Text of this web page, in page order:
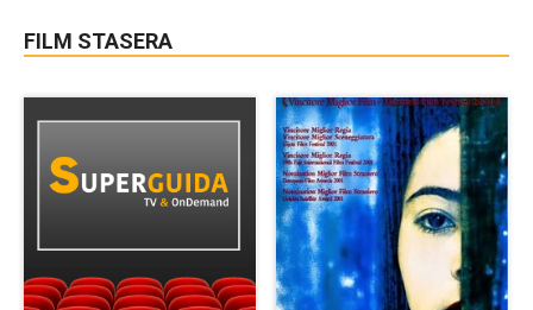
FILM STASERA